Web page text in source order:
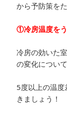
から予防策を
①冷房温度を
冷房の効いた
の変化につい
5度以上の温
きましょう！